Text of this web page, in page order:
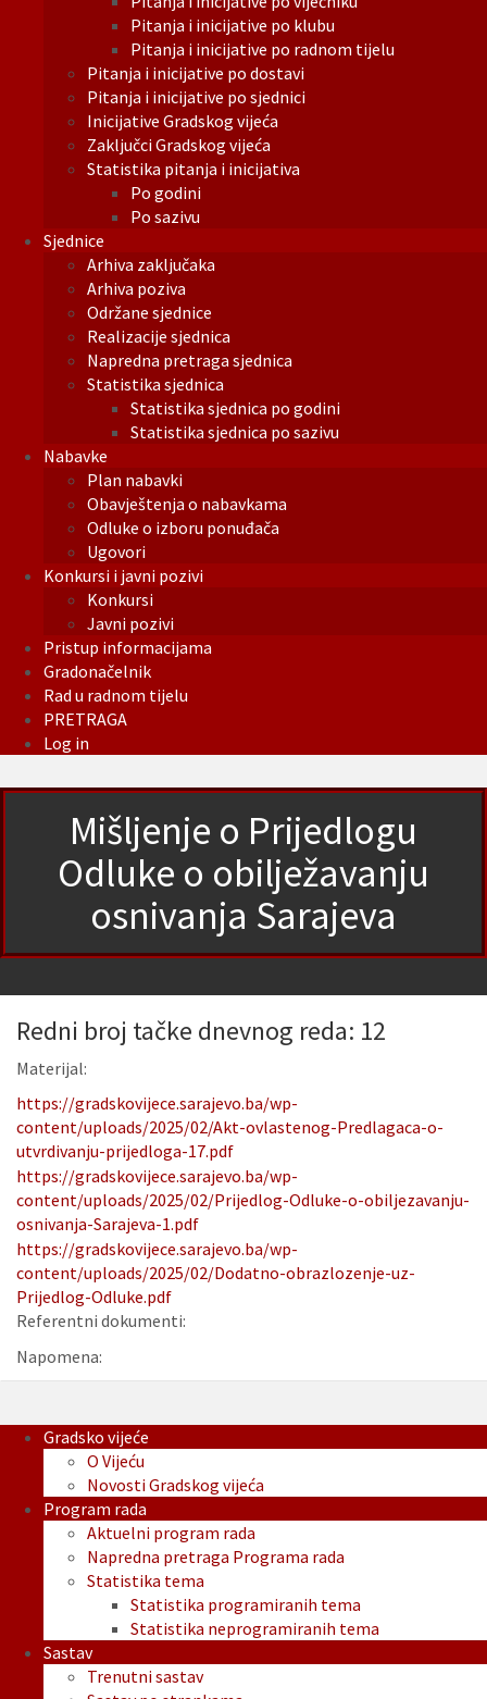
Pitanja i inicijative po klubu
Pitanja i inicijative po radnom tijelu
Pitanja i inicijative po dostavi
Pitanja i inicijative po sjednici
Inicijative Gradskog vijeća
Zaključci Gradskog vijeća
Statistika pitanja i inicijativa
Po godini
Po sazivu
Sjednice
Arhiva zaključaka
Arhiva poziva
Održane sjednice
Realizacije sjednica
Napredna pretraga sjednica
Statistika sjednica
Statistika sjednica po godini
Statistika sjednica po sazivu
Nabavke
Plan nabavki
Obavještenja o nabavkama
Odluke o izboru ponuđača
Ugovori
Konkursi i javni pozivi
Konkursi
Javni pozivi
Pristup informacijama
Gradonačelnik
Rad u radnom tijelu
PRETRAGA
Log in
Mišljenje o Prijedlogu
Odluke o obilježavanju
osnivanja Sarajeva
Redni broj tačke dnevnog reda: 12
Materijal:
https://gradskovijece.sarajevo.ba/wp-
content/uploads/2025/02/Akt-ovlastenog-Predlagaca-o-
utvrdivanju-prijedloga-17.pdf
https://gradskovijece.sarajevo.ba/wp-
content/uploads/2025/02/Prijedlog-Odluke-o-obiljezavanju-
osnivanja-Sarajeva-1.pdf
https://gradskovijece.sarajevo.ba/wp-
content/uploads/2025/02/Dodatno-obrazlozenje-uz-
Prijedlog-Odluke.pdf
Referentni dokumenti:
Napomena:
Gradsko vijeće
O Vijeću
Novosti Gradskog vijeća
Program rada
Aktuelni program rada
Napredna pretraga Programa rada
Statistika tema
Statistika programiranih tema
Statistika neprogramiranih tema
Sastav
Trenutni sastav